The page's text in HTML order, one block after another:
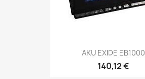
AKU EXIDE EB1000
140,12 €